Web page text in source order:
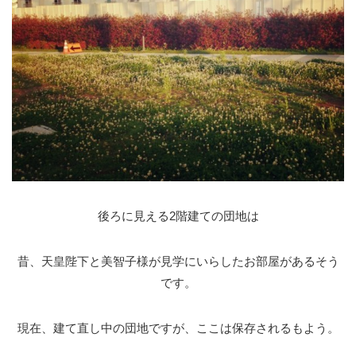
後ろに見える2階建ての団地は
昔、天皇陛下と美智子様が見学にいらしたお部屋があるそう
です。
現在、建て直し中の団地ですが、ここは保存されるもよう。